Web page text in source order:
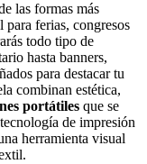
las formas más
ferias, congresos
todo tipo de
hasta banners,
para destacar tu
combinan estética,
portátiles que se
de impresión
herramienta visual